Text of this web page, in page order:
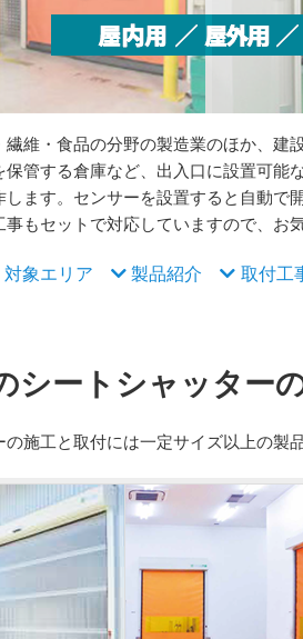
繊維・食品の分野の製造業のほか、建
保管する倉庫など、出入口に設置可能
します。センサーを設置すると自動
もセットで対応していますので、お
対象エリア 製品紹介 取付工
シートシャッター
の施工と取付には一定サイズ以上の製